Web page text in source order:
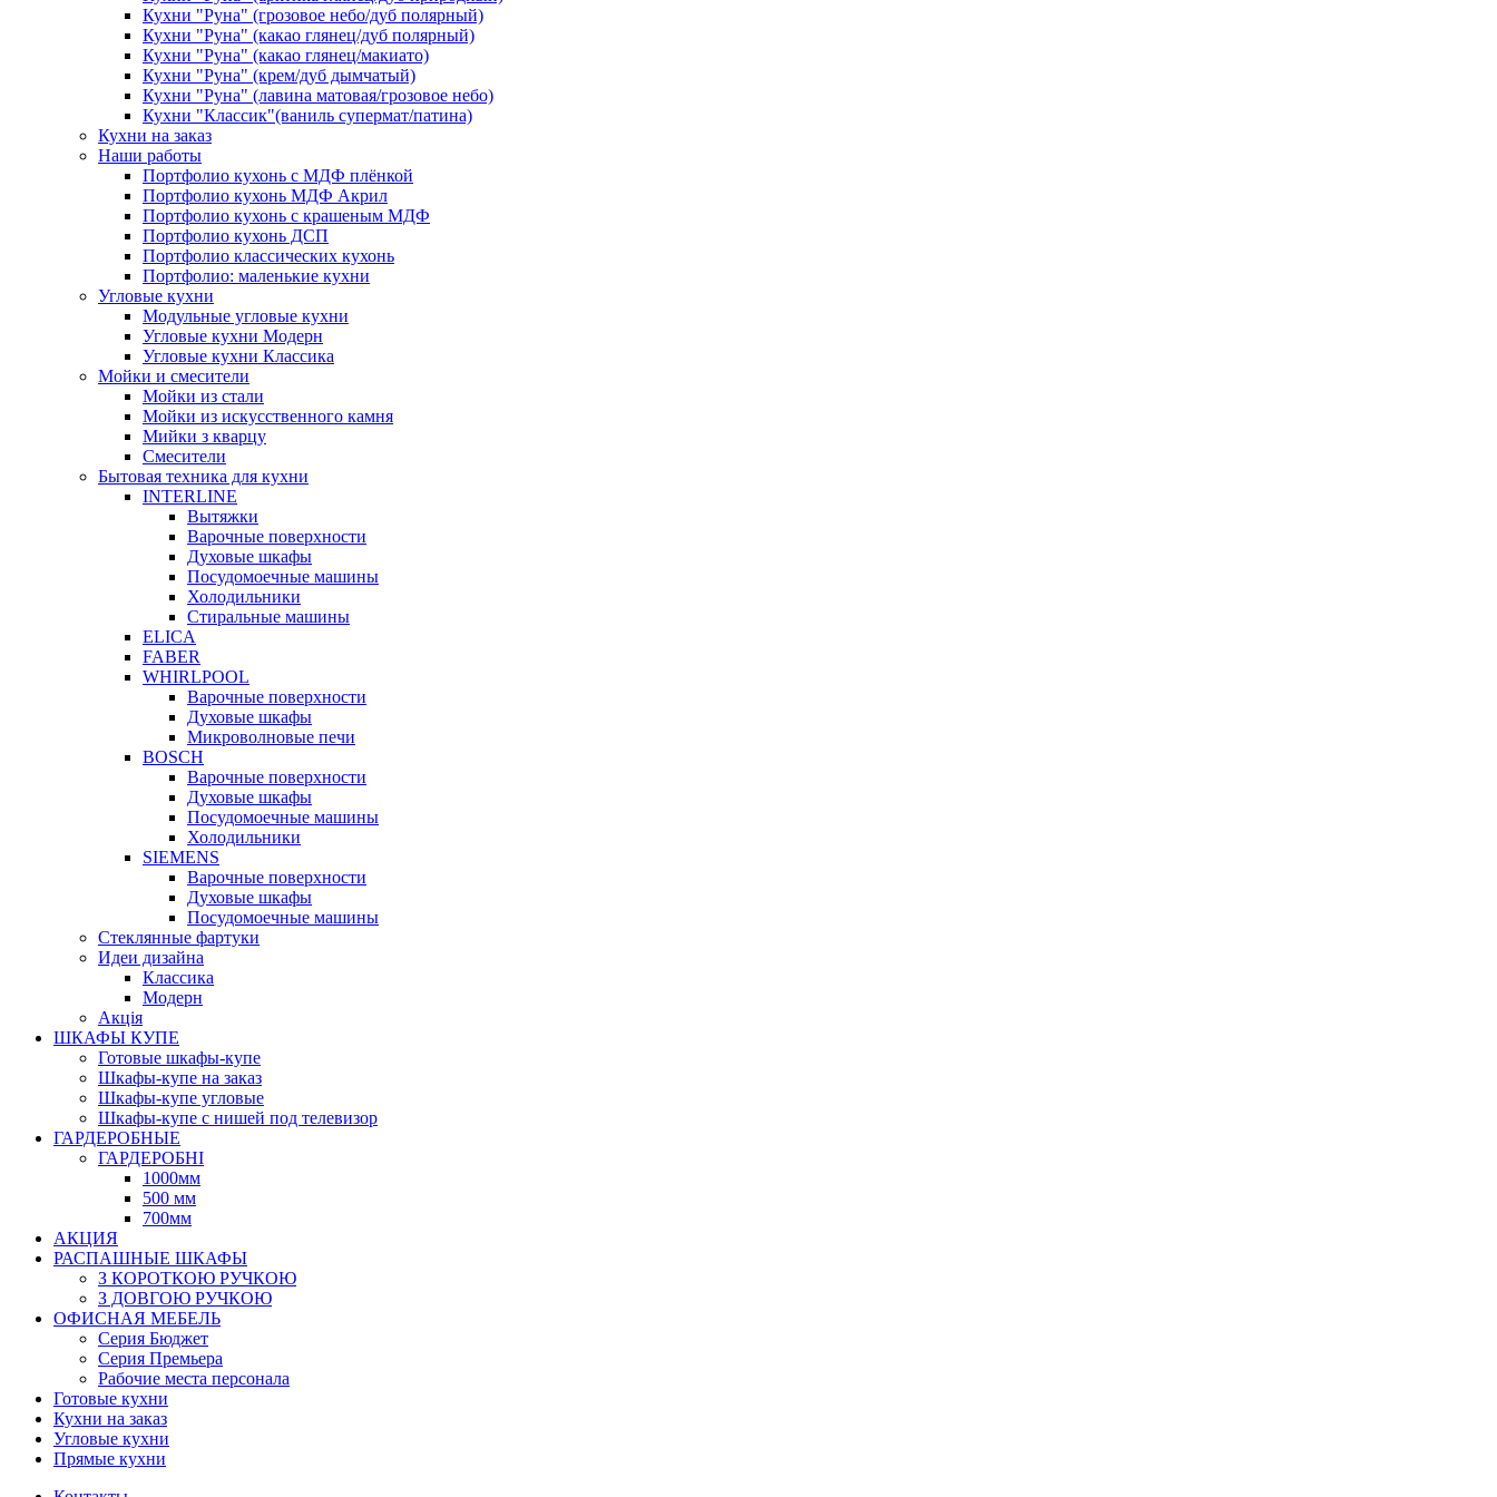
Кухни "Руна" (грозовое небо/дуб полярный)
Кухни "Руна" (какао глянец/дуб полярный)
Кухни "Руна" (какао глянец/макиато)
Кухни "Руна" (крем/дуб дымчатый)
Кухни "Руна" (лавина матовая/грозовое небо)
Кухни "Классик"(ваниль супермат/патина)
Кухни на заказ
Наши работы
Портфолио кухонь с МДФ плёнкой
Портфолио кухонь МДФ Акрил
Портфолио кухонь с крашеным МДФ
Портфолио кухонь ДСП
Портфолио классических кухонь
Портфолио: маленькие кухни
Угловые кухни
Модульные угловые кухни
Угловые кухни Модерн
Угловые кухни Классика
Мойки и смесители
Мойки из стали
Мойки из искусственного камня
Мийки з кварцу
Смесители
Бытовая техника для кухни
INTERLINE
Вытяжки
Варочные поверхности
Духовые шкафы
Посудомоечные машины
Холодильники
Стиральные машины
ELICA
FABER
WHIRLPOOL
Варочные поверхности
Духовые шкафы
Микроволновые печи
BOSCH
Варочные поверхности
Духовые шкафы
Посудомоечные машины
Холодильники
SIEMENS
Варочные поверхности
Духовые шкафы
Посудомоечные машины
Стеклянные фартуки
Идеи дизайна
Класcика
Модерн
Акція
ШКАФЫ КУПЕ
Готовые шкафы-купе
Шкафы-купе на заказ
Шкафы-купе угловые
Шкафы-купе с нишей под телевизор
ГАРДЕРОБНЫЕ
ГАРДЕРОБНІ
1000мм
500 мм
700мм
АКЦИЯ
РАСПАШНЫЕ ШКАФЫ
З КОРОТКОЮ РУЧКОЮ
З ДОВГОЮ РУЧКОЮ
ОФИСНАЯ МЕБЕЛЬ
Серия Бюджет
Серия Премьера
Рабочие места персонала
Готовые кухни
Кухни на заказ
Угловые кухни
Прямые кухни